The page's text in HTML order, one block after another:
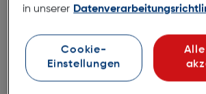
Rollei Action Cam
in unserer
Cookie-
Einstellungen